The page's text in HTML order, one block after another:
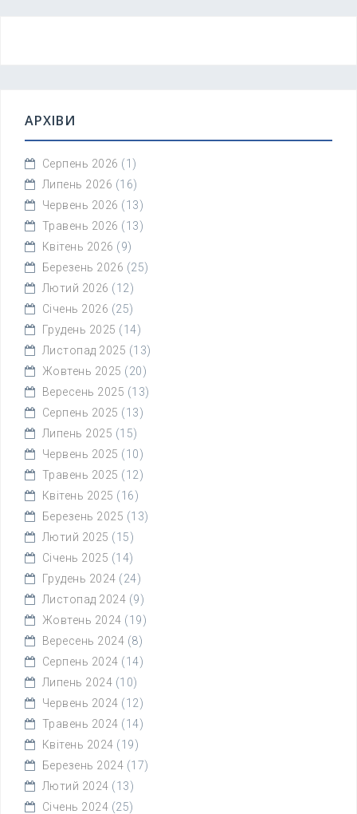
АРХІВИ
Серпень 2026 (1)
Липень 2026 (16)
Червень 2026 (13)
Травень 2026 (13)
Квітень 2026 (9)
Березень 2026 (25)
Лютий 2026 (12)
Січень 2026 (25)
Грудень 2025 (14)
Листопад 2025 (13)
Жовтень 2025 (20)
Вересень 2025 (13)
Серпень 2025 (13)
Липень 2025 (15)
Червень 2025 (10)
Травень 2025 (12)
Квітень 2025 (16)
Березень 2025 (13)
Лютий 2025 (15)
Січень 2025 (14)
Грудень 2024 (24)
Листопад 2024 (9)
Жовтень 2024 (19)
Вересень 2024 (8)
Серпень 2024 (14)
Липень 2024 (10)
Червень 2024 (12)
Травень 2024 (14)
Квітень 2024 (19)
Березень 2024 (17)
Лютий 2024 (13)
Січень 2024 (25)